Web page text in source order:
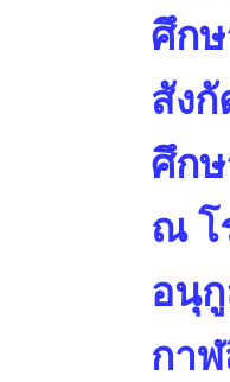
ศึกษ
สัง
ศึก
ณ โ
อนุ
กา